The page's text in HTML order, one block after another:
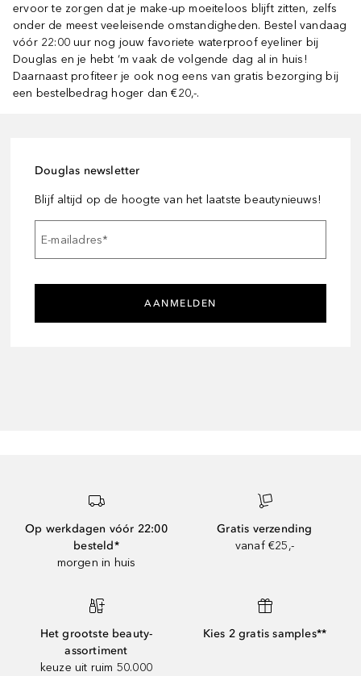
ervoor te zorgen dat je make-up moeiteloos blijft zitten, zelfs
onder de meest veeleisende omstandigheden. Bestel vandaag
vóór 22:00 uur nog jouw favoriete waterproof eyeliner bij
Douglas en je hebt ‘m vaak de volgende dag al in huis!
Daarnaast profiteer je ook nog eens van gratis bezorging bij
een bestelbedrag hoger dan €20,-.
Douglas newsletter
Blijf altijd op de hoogte van het laatste beautynieuws!
E-mailadres*
AANMELDEN
Op werkdagen vóór 22:00
besteld*
morgen in huis
Gratis verzending
vanaf €25,-
Het grootste beauty-
assortiment
keuze uit ruim 50.000
Kies 2 gratis samples**